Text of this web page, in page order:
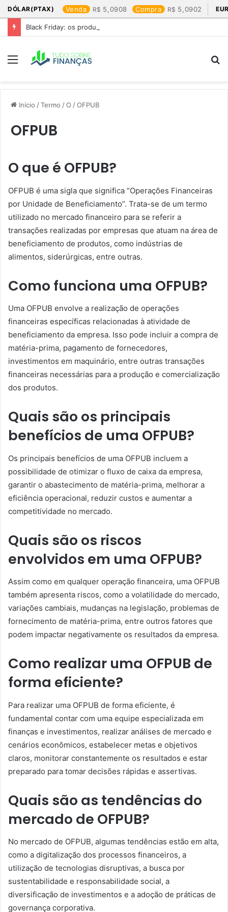
DÓLAR(PTAX) Venda 5,0908 Compra 5,0902
Black Friday: os produtos que mais valem a pena
Menu
Início /Termo /O /OFPUB
OFPUB
O que é OFPUB?
OFPUB é uma sigla que significa “Operações Financeiras
por Unidade de Beneficiamento”. Trata-se de um termo
utilizado no mercado financeiro para se referir a
transações realizadas por empresas que atuam na área de
beneficiamento de produtos, como indústrias de
alimentos, siderúrgicas, entre outras.
Como funciona uma OFPUB?
Uma OFPUB envolve a realização de operações
financeiras específicas relacionadas à atividade de
beneficiamento da empresa. Isso pode incluir a compra de
matéria-prima, pagamento de fornecedores,
investimentos em maquinário, entre outras transações
financeiras necessárias para a produção e comercialização
dos produtos.
Quais são os principais
benefícios de uma OFPUB?
Os principais benefícios de uma OFPUB incluem a
possibilidade de otimizar o fluxo de caixa da empresa,
garantir o abastecimento de matéria-prima, melhorar a
eficiência operacional, reduzir custos e aumentar a
competitividade no mercado.
Quais são os riscos
envolvidos em uma OFPUB?
Assim como em qualquer operação financeira, uma OFPUB
também apresenta riscos, como a volatilidade do mercado,
variações cambiais, mudanças na legislação, problemas de
fornecimento de matéria-prima, entre outros fatores que
podem impactar negativamente os resultados da empresa.
Como realizar uma OFPUB de
forma eficiente?
Para realizar uma OFPUB de forma eficiente, é
fundamental contar com uma equipe especializada em
finanças e investimentos, realizar análises de mercado e
cenários econômicos, estabelecer metas e objetivos
claros, monitorar constantemente os resultados e estar
preparado para tomar decisões rápidas e assertivas.
Quais são as tendências do
mercado de OFPUB?
No mercado de OFPUB, algumas tendências estão em alta,
como a digitalização dos processos financeiros, a
utilização de tecnologias disruptivas, a busca por
sustentabilidade e responsabilidade social, a
diversificação de investimentos e a adoção de práticas de
governança corporativa.